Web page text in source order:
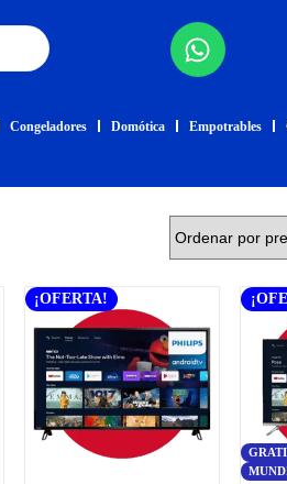
Congeladores Domótica Empotrables
¡OFERTA!